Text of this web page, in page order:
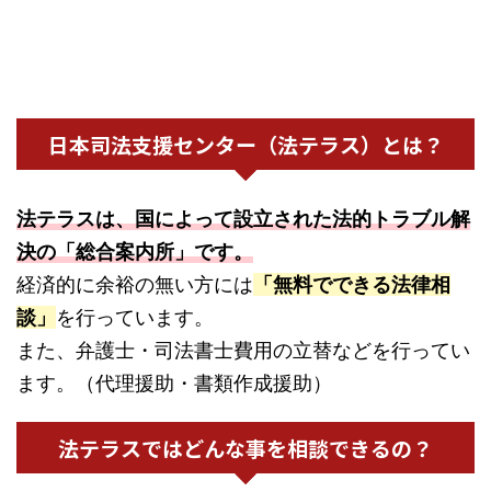
日本司法支援センター（法テラス）とは？
法テラスは、国によって設立された法的トラブル解
決の「総合案内所」です。
経済的に余裕の無い方には 「無料でできる法律相
談」 を行っています。
また、弁護士・司法書士費用の立替などを行ってい
ます。（代理援助・書類作成援助）
法テラスではどんな事を相談できるの？